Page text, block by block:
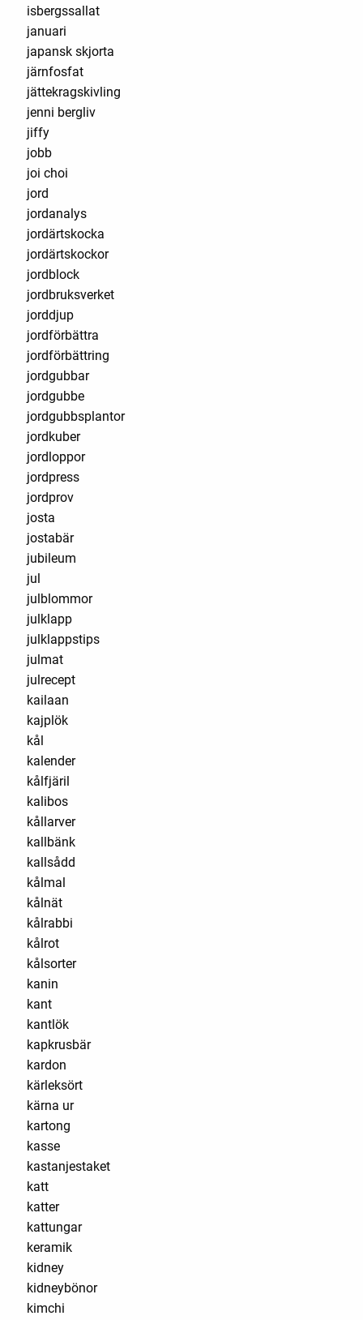
isbergssallat
januari
japansk skjorta
järnfosfat
jättekragskivling
jenni bergliv
jiffy
jobb
joi choi
jord
jordanalys
jordärtskocka
jordärtskockor
jordblock
jordbruksverket
jorddjup
jordförbättra
jordförbättring
jordgubbar
jordgubbe
jordgubbsplantor
jordkuber
jordloppor
jordpress
jordprov
josta
jostabär
jubileum
jul
julblommor
julklapp
julklappstips
julmat
julrecept
kailaan
kajplök
kål
kalender
kålfjäril
kalibos
kållarver
kallbänk
kallsådd
kålmal
kålnät
kålrabbi
kålrot
kålsorter
kanin
kant
kantlök
kapkrusbär
kardon
kärleksört
kärna ur
kartong
kasse
kastanjestaket
katt
katter
kattungar
keramik
kidney
kidneybönor
kimchi